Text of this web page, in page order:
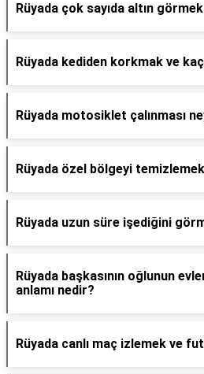
Rüyada çok sayıda altın
Rüyada kediden korkmak ve
Rüyada motosiklet çalınması
Rüyada özel bölgeyi
Rüyada uzun süre işediğini
Rüyada başkasının oğlunun
anlamı nedir?
Rüyada canlı maç izlemek ve